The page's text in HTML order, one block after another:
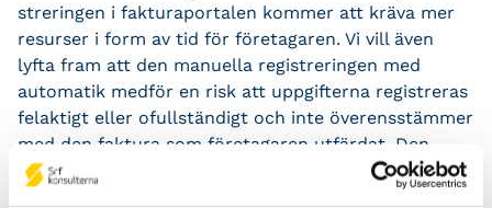
streringen i fakturaportalen kommer att kräva mer
resurser i form av tid för företagaren. Vi vill även
lyfta fram att den manuella registreringen med
automatik medför en risk att uppgif­terna registreras
felaktigt eller ofullständigt och inte överensstämmer
med den faktura som företagaren utfärdat. Den
manuella hanteringen gör att risken för felaktiga
registreringar finns även om företagaren inte